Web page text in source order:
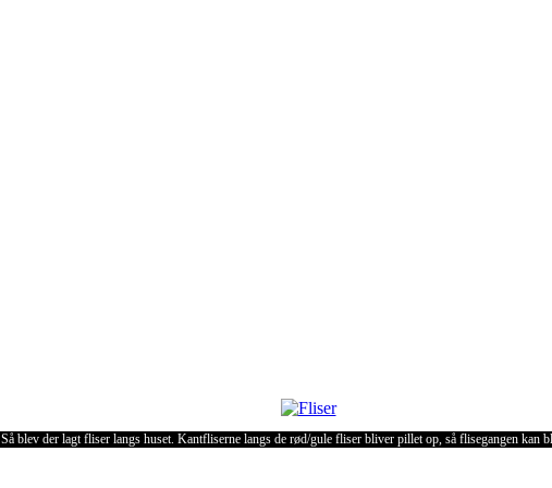
Så blev der lagt fliser langs huset. Kantfliserne langs de rød/gule fliser bliver pillet op, så flisegangen kan